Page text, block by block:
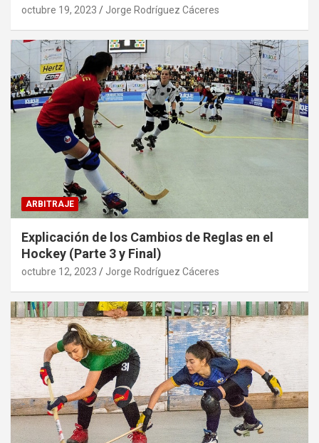
octubre 19, 2023 Jorge Rodríguez Cáceres
ARBITRAJE
Explicación de los Cambios de Reglas en el
Hockey (Parte 3 y Final)
octubre 12, 2023 Jorge Rodríguez Cáceres